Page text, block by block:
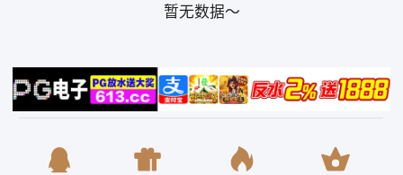
暂无数据～